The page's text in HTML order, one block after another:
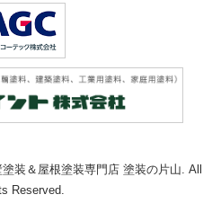
装＆屋根塗装専門店 塗装の片山. All
Reserved.